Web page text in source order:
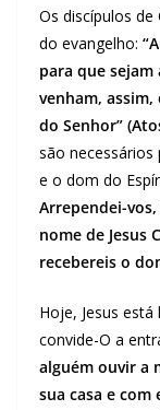
Os discípulos
do evangelho:
para que sejam
venham,
do Senhor”
são
e o dom do
Arrependei-
nome de Jesus
recebereis o
Hoje, Jesus
convide-O a
alguém ouvir a
sua casa e com